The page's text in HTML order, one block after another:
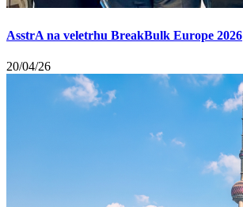
AsstrA na veletrhu BreakBulk Europe 2026
20/04/26